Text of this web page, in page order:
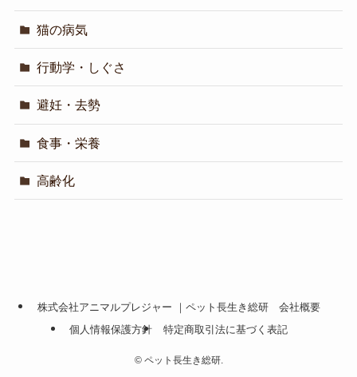
猫の病気
行動学・しぐさ
避妊・去勢
食事・栄養
高齢化
株式会社アニマルプレジャー ｜ペット長生き総研 会社概要
個人情報保護方針
特定商取引法に基づく表記
©ペット長生き総研.